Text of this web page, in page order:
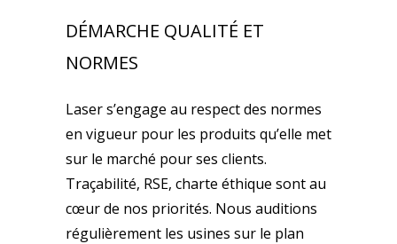
DÉMARCHE QUALITÉ ET
NORMES
Laser s’engage au respect des normes
en vigueur pour les produits qu’elle met
sur le marché pour ses clients.
Traçabilité, RSE, charte éthique sont au
cœur de nos priorités. Nous auditions
régulièrement les usines sur le plan